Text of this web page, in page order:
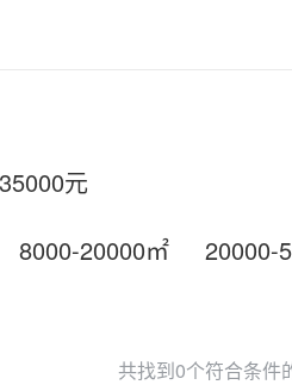
元
8000-20000㎡ 20000-
共找到0个符合条件